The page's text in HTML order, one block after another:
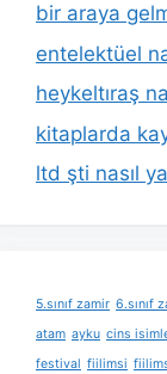
bir araya
entelektüel
heykeltıraş
kitaplarda
ltd şti nasıl
5.sınıf zamir 6.sınıf
atam ayku cins
festival fiilimsi